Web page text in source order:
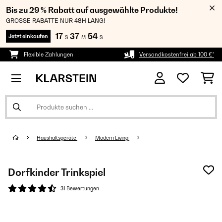
Bis zu 29 % Rabatt auf ausgewählte Produkte!
GROSSE RABATTE NUR 48H LANG!
Jetzt einkaufen 17 S 37 M 54 S
Flexible Zahlungen Versandkostenfrei ab 100 €*
Haushaltsgeräte Modern Living
Dorfkinder Trinkspiel
31 Bewertungen